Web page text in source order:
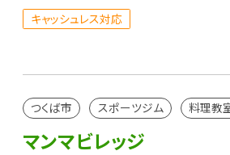
キャッシュレス対応
つくば市 スポーツジム 料理教
マンマビレッジ